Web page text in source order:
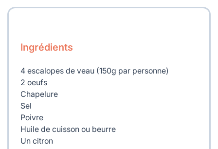
Ingrédients
4 escalopes de veau (150g par personne)
2 oeufs
Chapelure
Sel
Poivre
Huile de cuisson ou beurre
Un citron